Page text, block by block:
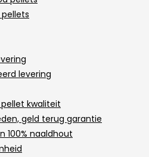
pellets
levering
kwaliteit
geld terug garantie
100% naaldhout